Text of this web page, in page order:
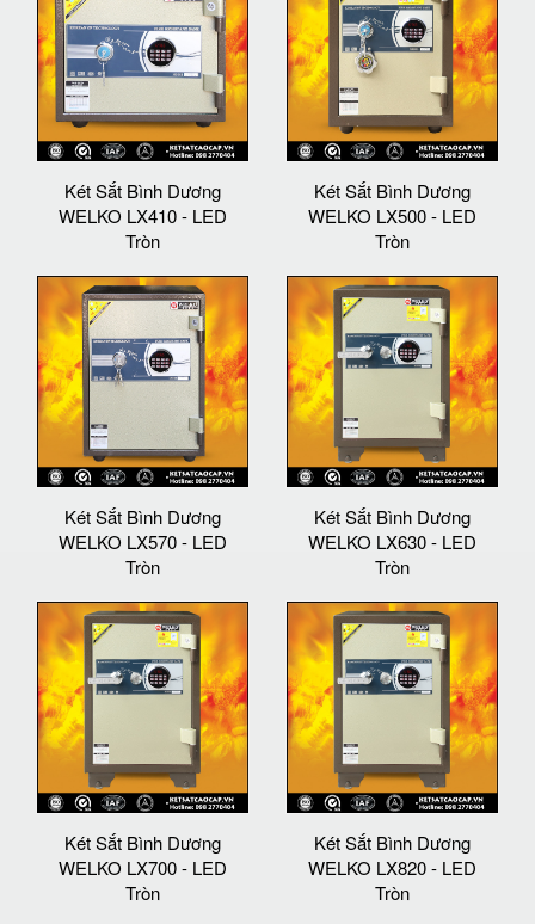
Két Sắt Bình Dương
WELKO LX410 - LED
Tròn
Két Sắt Bình Dương
WELKO LX500 - LED
Tròn
Két Sắt Bình Dương
WELKO LX570 - LED
Tròn
Két Sắt Bình Dương
WELKO LX630 - LED
Tròn
Két Sắt Bình Dương
WELKO LX700 - LED
Tròn
Két Sắt Bình Dương
WELKO LX820 - LED
Tròn